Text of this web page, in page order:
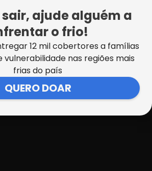
ajude alguém a
o frio!
12 mil cobertores a famílias
vulnerabilidade nas regiões mais
frias do país
QUERO DOAR